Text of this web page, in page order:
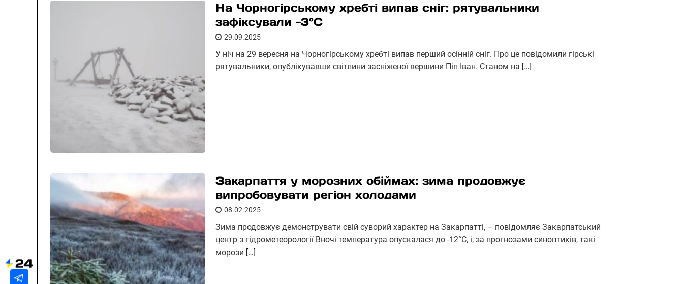
На Чорногірському хребті випав сніг: рятувальники
зафіксували -3°С
29.09.2025
У ніч на 29 вересня на Чорногірському хребті випав перший осінній сніг. Про це повідомили гірські
рятувальники, опублікувавши світлини засніженої вершини Піп Іван. Станом на […]
Закарпаття у морозних обіймах: зима продовжує
випробовувати регіон холодами
08.02.2025
Зима продовжує демонструвати свій суворий характер на Закарпатті, – повідомляє Закарпатський
центр з гідрометеорології Вночі температура опускалася до -12°C, і, за прогнозами синоптиків, такі
морози […]